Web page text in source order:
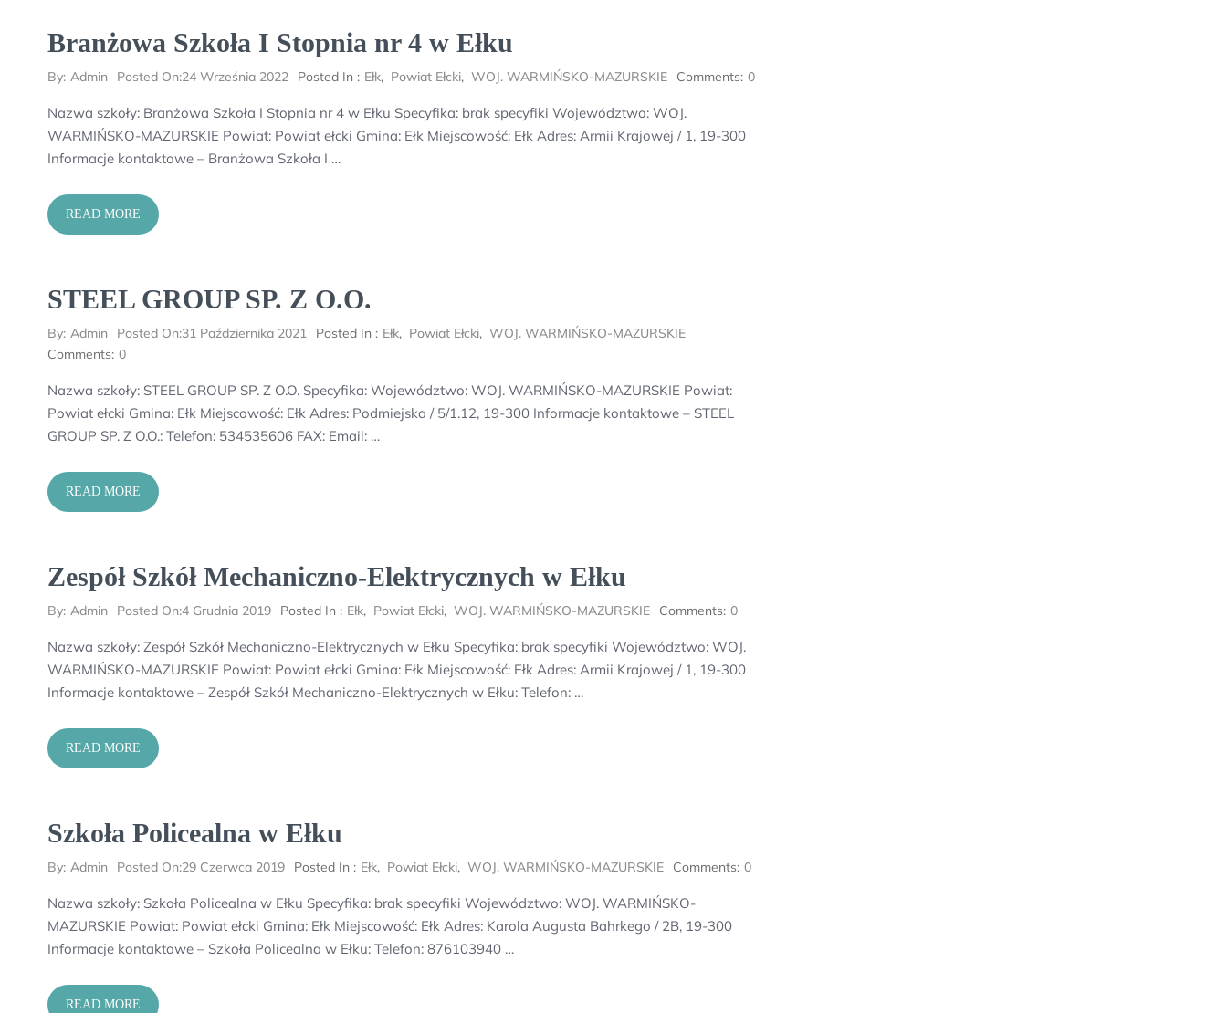
Branżowa Szkoła I Stopnia nr 4 w Ełku
By: Admin Posted On:24 Września 2022 Posted In : Ełk, Powiat Ełcki, WOJ. WARMIŃSKO-MAZURSKIE Comments: 0
Nazwa szkoły: Branżowa Szkoła I Stopnia nr 4 w Ełku Specyfika: brak specyfiki Województwo: WOJ.
WARMIŃSKO-MAZURSKIE Powiat: Powiat ełcki Gmina: Ełk Miejscowość: Ełk Adres: Armii Krajowej / 1, 19-300
Informacje kontaktowe – Branżowa Szkoła I …
READ MORE
STEEL GROUP SP. Z O.O.
By: Admin Posted On:31 Października 2021 Posted In : Ełk, Powiat Ełcki, WOJ. WARMIŃSKO-MAZURSKIE
Comments: 0
Nazwa szkoły: STEEL GROUP SP. Z O.O. Specyfika: Województwo: WOJ. WARMIŃSKO-MAZURSKIE Powiat:
Powiat ełcki Gmina: Ełk Miejscowość: Ełk Adres: Podmiejska / 5/1.12, 19-300 Informacje kontaktowe – STEEL
GROUP SP. Z O.O.: Telefon: 534535606 FAX: Email: …
READ MORE
Zespół Szkół Mechaniczno-Elektrycznych w Ełku
By: Admin Posted On:4 Grudnia 2019 Posted In : Ełk, Powiat Ełcki, WOJ. WARMIŃSKO-MAZURSKIE Comments: 0
Nazwa szkoły: Zespół Szkół Mechaniczno-Elektrycznych w Ełku Specyfika: brak specyfiki Województwo: WOJ.
WARMIŃSKO-MAZURSKIE Powiat: Powiat ełcki Gmina: Ełk Miejscowość: Ełk Adres: Armii Krajowej / 1, 19-300
Informacje kontaktowe – Zespół Szkół Mechaniczno-Elektrycznych w Ełku: Telefon: …
READ MORE
Szkoła Policealna w Ełku
By: Admin Posted On:29 Czerwca 2019 Posted In : Ełk, Powiat Ełcki, WOJ. WARMIŃSKO-MAZURSKIE Comments: 0
Nazwa szkoły: Szkoła Policealna w Ełku Specyfika: brak specyfiki Województwo: WOJ. WARMIŃSKO-
MAZURSKIE Powiat: Powiat ełcki Gmina: Ełk Miejscowość: Ełk Adres: Karola Augusta Bahrkego / 2B, 19-300
Informacje kontaktowe – Szkoła Policealna w Ełku: Telefon: 876103940 …
READ MORE